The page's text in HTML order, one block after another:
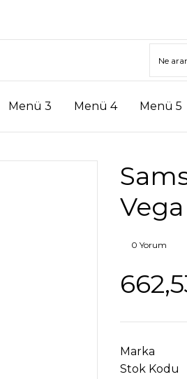
Menü 3 Menü 4 Menü 5
0 Yorum
Marka
Stok Kodu